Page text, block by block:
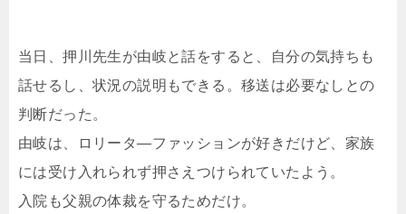
当日、押川先生が由岐と話をすると、自分の気持ちも
話せるし、状況の説明もできる。移送は必要なしとの
判断だった。
由岐は、ロリータ―ファッションが好きだけど、家族
には受け入れられず押さえつけられていたよう。
入院も父親の体裁を守るためだけ。